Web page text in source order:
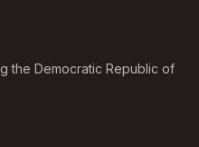
the Democratic Republic of